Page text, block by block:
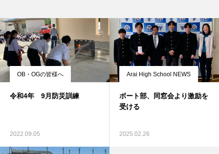
OB・OGの皆様へ
令和4年 9月防災訓練
2022.09.05
Arai High School NEWS
ボート部、同窓会より激励を
受ける
2025.02.26